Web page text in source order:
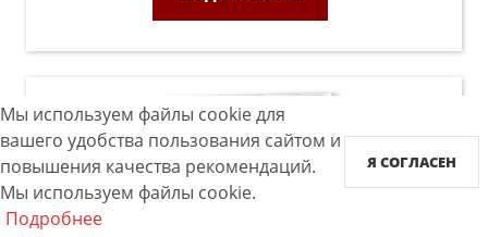
Мы используем файлы cookie для
вашего удобства пользования сайтом и
повышения качества рекомендаций.
Мы используем файлы cookie.
Подробнее
Я СОГЛАСЕН